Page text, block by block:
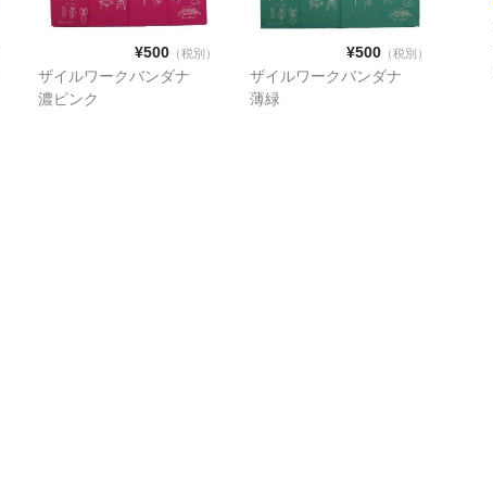
¥500 （税別）
ザイルワークバンダナ
濃ピンク
¥500 （税別）
ザイルワークバンダナ
薄緑